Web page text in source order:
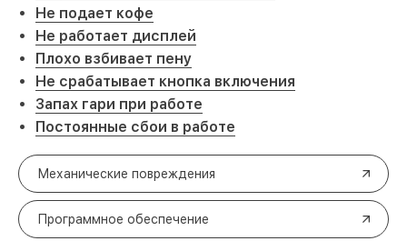
Не подает кофе
Не работает дисплей
Плохо взбивает пену
Не срабатывает кнопка включения
Запах гари при работе
Постоянные сбои в работе
Механические повреждения
Программное обеспечение